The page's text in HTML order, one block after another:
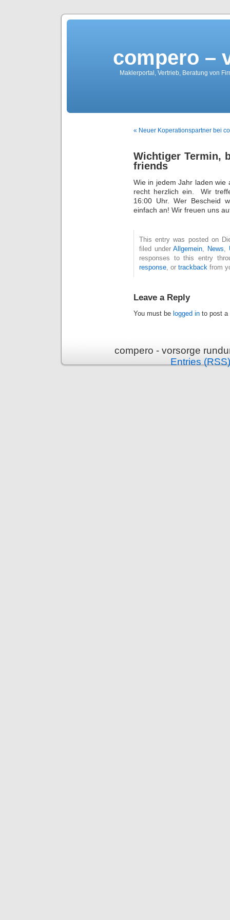
compero –
Maklerportal, Vertrieb, Beratung von
« Neuer Koperationspartner bei
Wichtiger Termin,
friends
Wie in jedem Jahr laden wie
recht herzlich ein. Wir
16:00 Uhr. Wer Bescheid
einfach an! Wir freuen uns
This entry was posted on
filed underAllgemein News
responses to this entry
response , or trackback from
Leave a Reply
You must be logged in to post a
compero - vorsorge
Entries (RSS)